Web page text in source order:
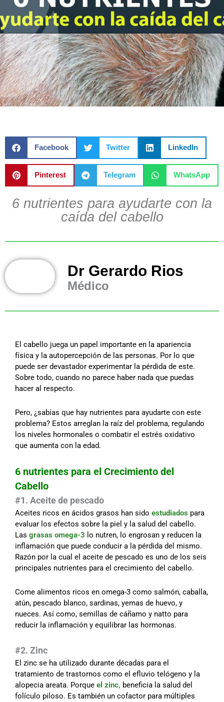
Facebook Twitter LinkedIn
Pinterest Telegram WhatsApp
6 nutrientes para ayudarte con la
caída del cabello
Dr Gerardo Rios
Médico
El cabello juega un papel importante en la apariencia
física y la autopercepción de las personas. Por lo que
puede ser devastador experimentar la pérdida de este.
Sobre todo, cuando no parece haber nada que puedas
hacer al respecto.
Pero, ¿sabías que hay nutrientes para ayudarte con este
problema? Estos arreglan la raíz del problema, regulando
los niveles hormonales o combatir el estrés oxidativo
que aumenta con la edad.
6 nutrientes para el Crecimiento del
Cabello
#1. Aceite de pescado
Aceites ricos en ácidos grasos han sido estudiados para
evaluar los efectos sobre la piel y la salud del cabello.
Las grasas omega-3 lo nutren, lo engrosan y reducen la
inflamación que puede conducir a la pérdida del mismo.
Razón por la cual el aceite de pescado es uno de los seis
principales nutrientes para el crecimiento del cabello.
Come alimentos ricos en omega-3 como salmón, caballa,
atún, pescado blanco, sardinas, yemas de huevo, y
nueces. Así como, semillas de cáñamo y natto para
reducir la inflamación y equilibrar las hormonas.
#2. Zinc
El zinc se ha utilizado durante décadas para el
tratamiento de trastornos como el efluvio telógeno y la
alopecia areata. Porque el zinc, beneficia la salud del
folículo piloso. Es también un cofactor para múltiples